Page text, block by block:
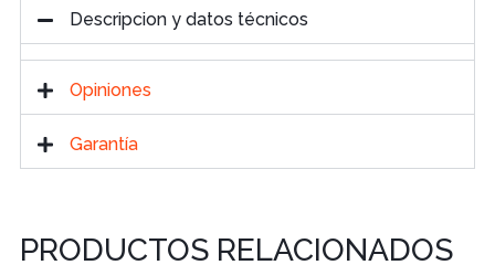
Descripcion y datos técnicos
Opiniones
Garantía
PRODUCTOS RELACIONADOS